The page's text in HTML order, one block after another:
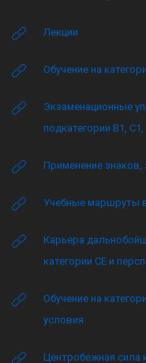
Лекции
Обучение на
Экзаменационные
подкатегории B1, C1,
Применение знаков,
Учебные маршруты
Карьера
категории CE и
Обучение на
условия
Центробежная сила